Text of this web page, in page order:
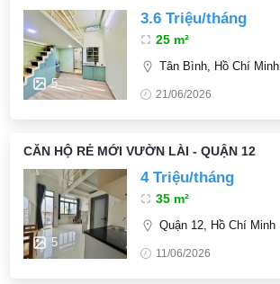
5
3.6 Triệu/tháng
25 m²
Tân Bình, Hồ Chí Minh
21/06/2026
CĂN HỘ RẺ MỚI VƯỜN LÀI - QUẬN 12
5
4 Triệu/tháng
35 m²
Quận 12, Hồ Chí Minh
11/06/2026